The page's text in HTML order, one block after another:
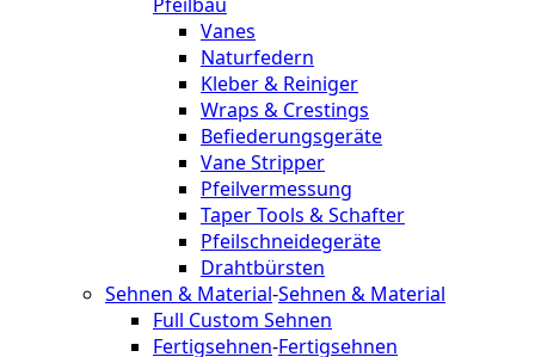
Vanes
Naturfedern
Kleber & Reiniger
Wraps & Crestings
Befiederungsgeräte
Vane Stripper
Pfeilvermessung
Taper Tools & Schafter
Pfeilschneidegeräte
Drahtbürsten
Sehnen & Material-Sehnen & Material
Full Custom Sehnen
Fertigsehnen-Fertigsehnen